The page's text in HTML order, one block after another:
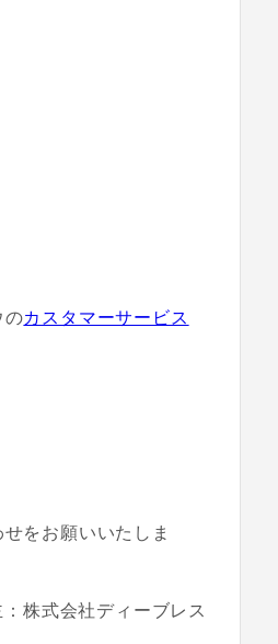
のカスタマーサービス
をお願いいたしま
：株式会社ディーブレス